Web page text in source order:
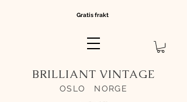
BRILLIANT VINTAGE
OSLO NORGE
Gratis frakt